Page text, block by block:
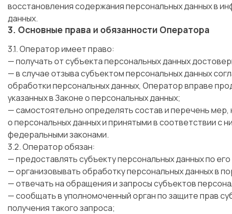
восстановления содержания персональных данных в
данных.
3. Основные права и обязанности Оператора
3.1. Оператор имеет право:
— получать от субъекта персональных данных
— в случае отзыва субъектом персональных данных
обработки персональных данных, Оператор вправе
указанных в Законе о персональных данных;
— самостоятельно определять состав и перечень
о персональных данных и принятыми в соответствии с
федеральными законами.
3.2. Оператор обязан:
— предоставлять субъекту персональных данных по
— организовывать обработку персональных данных в
— отвечать на обращения и запросы субъектов
— сообщать в уполномоченный орган по защите прав
получения такого запроса;